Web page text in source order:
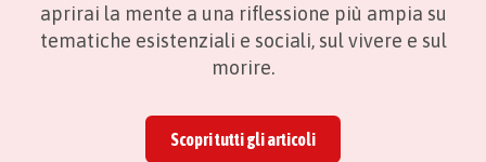
aprirai la mente a una riflessione più ampia su
tematiche esistenziali e sociali, sul vivere e sul
morire.
Scopri tutti gli articoli